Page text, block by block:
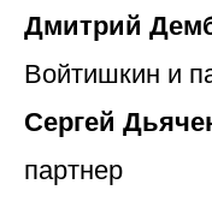
Дмитрий
Войтишкин и
Сергей
партнер